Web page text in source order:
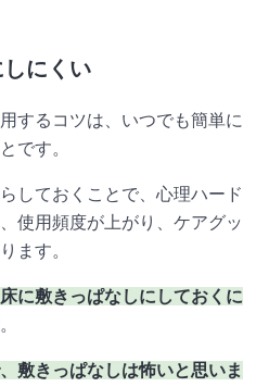
にくい
するコツは、いつでも簡単に
です。
しておくことで、心理ハード
使用頻度が上がり、ケアグッ
ます。
に敷きっぱなしにしておくに
。
敷きっぱなしは怖いと思いま